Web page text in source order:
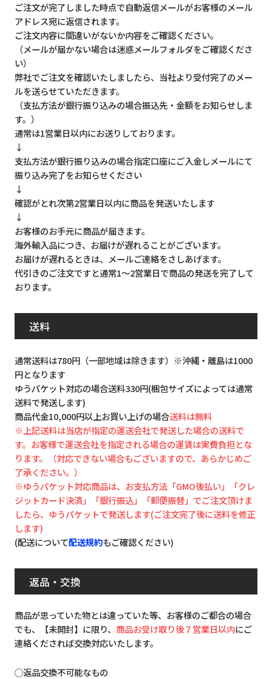
ご注文が完了しました時点で自動返信メールがお客様のメール
アドレス宛に返信されます。
ご注文内容に間違いがないか内容をご確認ください。
（メールが届かない場合は迷惑メールフォルダをご確認くださ
い）
弊社でご注文を確認いたしましたら、当社より受付完了のメー
ルを送らせていただきます。
（支払方法が銀行振り込みの場合振込先・金額をお知らせしま
す。）
通常は1営業日以内にお送りしております。
↓
支払方法が銀行振り込みの場合指定口座にご入金しメールにて
振り込み完了をお知らせください
↓
確認がとれ次第2営業日以内に商品を発送いたします
↓
お客様のお手元に商品が届きます。
海外輸入品につき、お届けが遅れることがございます。
お届けが遅れるときは、メールご連絡をさしあげます。
代引きのご注文ですと通常1～2営業日で商品の発送を完了して
おります。
送料
通常送料は780円（一部地域は除きます）※沖縄・離島は1000
円となります
ゆうパケット対応の場合送料330円(梱包サイズによっては通常
送料で発送します)
商品代金10,000円以上お買い上げの場合送料は無料
※上記送料は当店が指定の運送会社で発送した場合の送料で
す。お客様で運送会社を指定される場合の運賃は実費負担とな
ります。（対応できない場合もございますので、あらかじめご
了承ください。）
※ゆうパケット対応商品は、お支払方法「GMO後払い」「クレ
ジットカード決済」「銀行振込」「郵便振替」でご注文頂けま
したら、ゆうパケットで発送します(ご注文完了後に送料を修正
します)
(配送について配送規約もご確認ください)
返品・交換
商品が思っていた物とは違っていた等、お客様のご都合の場合
でも、【未開封】に限り、 商品お受け取り後７営業日以内にご
連絡くだされば交換対応いたします。
◯返品交換不可能なもの